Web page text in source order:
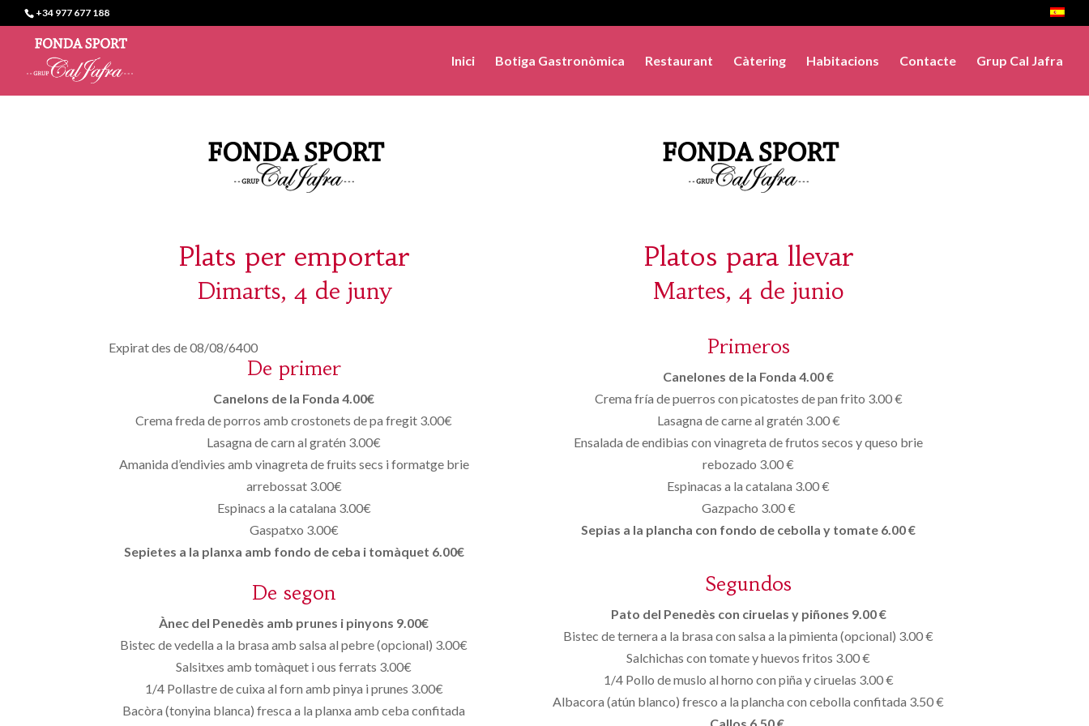
+34 977 677 188
Inici Botiga Gastronòmica Restaurant Càtering Habitacions Contacte Grup Cal Jafra
Plats per emportar
Dimarts, 4 de juny
Expirat des de 08/08/6400
De primer
Canelons de la Fonda 4.00€
Crema freda de porros amb crostonets de pa fregit 3.00€
Lasagna de carn al gratén 3.00€
Amanida d’endivies amb vinagreta de fruits secs i formatge brie
arrebossat 3.00€
Espinacs a la catalana 3.00€
Gaspatxo 3.00€
Sepietes a la planxa amb fondo de ceba i tomàquet 6.00€
De segon
Ànec del Penedès amb prunes i pinyons 9.00€
Bistec de vedella a la brasa amb salsa al pebre (opcional) 3.00€
Salsitxes amb tomàquet i ous ferrats 3.00€
1/4 Pollastre de cuixa al forn amb pinya i prunes 3.00€
Bacòra (tonyina blanca) fresca a la planxa amb ceba confitada
Platos para llevar
Martes, 4 de junio
Primeros
Canelones de la Fonda 4.00 €
Crema fría de puerros con picatostes de pan frito 3.00 €
Lasagna de carne al gratén 3.00 €
Ensalada de endibias con vinagreta de frutos secos y queso brie
rebozado 3.00 €
Espinacas a la catalana 3.00 €
Gazpacho 3.00 €
Sepias a la plancha con fondo de cebolla y tomate 6.00 €
Segundos
Pato del Penedès con ciruelas y piñones 9.00 €
Bistec de ternera a la brasa con salsa a la pimienta (opcional) 3.00 €
Salchichas con tomate y huevos fritos 3.00 €
1/4 Pollo de muslo al horno con piña y ciruelas 3.00 €
Albacora (atún blanco) fresco a la plancha con cebolla confitada 3.50 €